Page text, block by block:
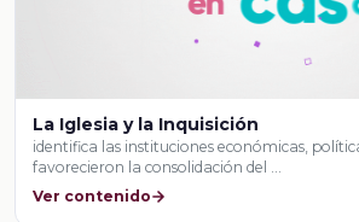
La Iglesia y la Inquisición
identifica las instituciones económicas,
favorecieron la consolidación del …
Ver contenido